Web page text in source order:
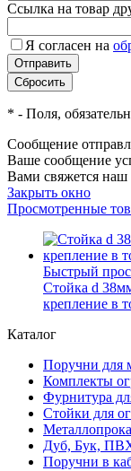
Ссылка на товар
Я согласен на
* - Поля,
Сообщение
Ваше сообщение
Вами свяжется наш
Закрыть окно
Просмотренные
Быстрый
Стойка d
крепление в
Каталог
Поручни для
Комплекты
Фурнитура
Стойки для
Дуб, Бук,
Поручни в